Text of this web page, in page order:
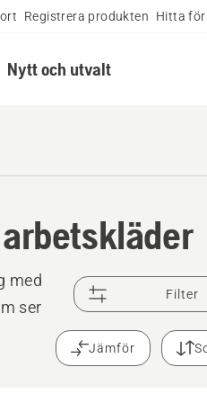
Registrera produkten Hitta
Nytt och utvalt
med
ser
Filter
Jämför